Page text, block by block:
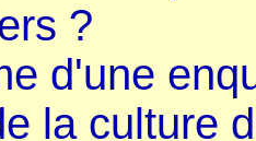
?
d'une
la culture